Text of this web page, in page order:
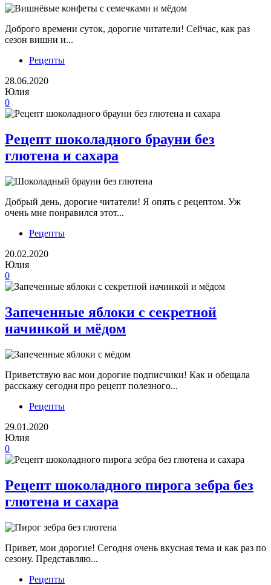
Доброго времени суток, дорогие читатели! Сейчас, как раз
сезон вишни и...
Рецепты
28.06.2020
Юлия
0
Рецепт шоколадного брауни без
глютена и сахара
Добрый день, дорогие читатели! Я опять с рецептом. Уж
очень мне понравился этот...
Рецепты
20.02.2020
Юлия
0
Запеченные яблоки с секретной
начинкой и мёдом
Приветствую вас мои дорогие подписчики! Как и обещала
расскажу сегодня про рецепт полезного...
Рецепты
29.01.2020
Юлия
0
Рецепт шоколадного пирога зебра без
глютена и сахара
Привет, мои дорогие! Сегодня очень вкусная тема и как раз по
сезону. Представляю...
Рецепты